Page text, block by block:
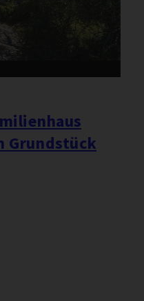
Grundstück